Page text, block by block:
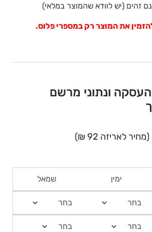
זהים (יש לוודא שהמוצר במלאי)
ונתוני מרשם
(מחיר לאריזה 92 ₪)